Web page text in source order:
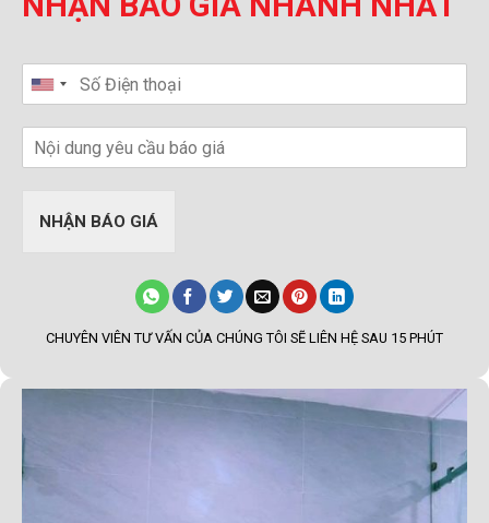
NHẬN BÁO GIÁ
CHUYÊN VIÊN TƯ VẤN CỦA CHÚNG TÔI SẼ LIÊN HỆ SAU 15 PHÚT